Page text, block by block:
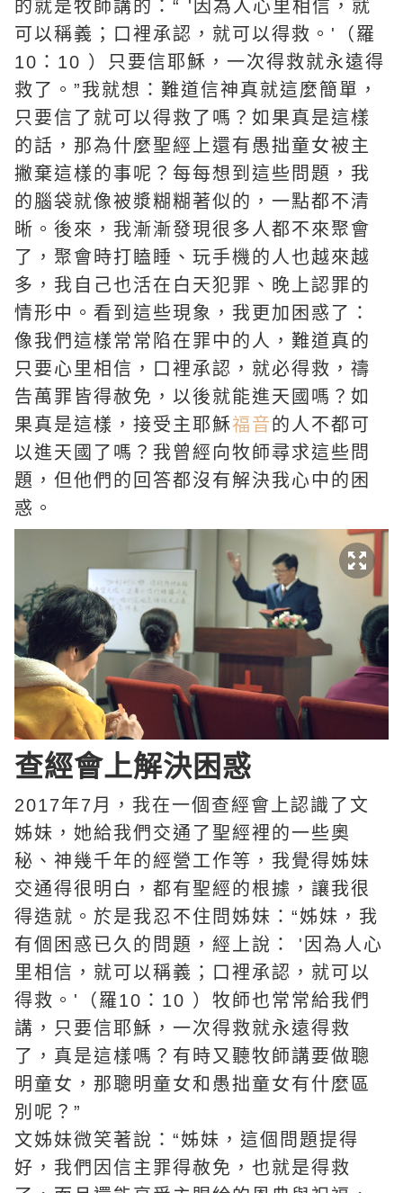
的就是牧師講的：“ '因為人心里相信，就
可以稱義；口裡承認，就可以得救。'（羅
10：10 ）只要信耶穌，一次得救就永遠得
救了。”我就想：難道信神真就這麼簡單，
只要信了就可以得救了嗎？如果真是這樣
的話，那為什麼聖經上還有愚拙童女被主
撇棄這樣的事呢？每每想到這些問題，我
的腦袋就像被漿糊糊著似的，一點都不清
晰。後來，我漸漸發現很多人都不來聚會
了，聚會時打瞌睡、玩手機的人也越來越
多，我自己也活在白天犯罪、晚上認罪的
情形中。看到這些現象，我更加困惑了：
像我們這樣常常陷在罪中的人，難道真的
只要心里相信，口裡承認，就必得救，禱
告萬罪皆得赦免，以後就能進天國嗎？如
果真是這樣，接受主耶穌福音的人不都可
以進天國了嗎？我曾經向牧師尋求這些問
題，但他們的回答都沒有解決我心中的困
惑。
查經會上解決困惑
2017年7月，我在一個查經會上認識了文
姊妹，她給我們交通了聖經裡的一些奧
秘、神幾千年的經營工作等，我覺得姊妹
交通得很明白，都有聖經的根據，讓我很
得造就。於是我忍不住問姊妹：“姊妹，我
有個困惑已久的問題，經上說： '因為人心
里相信，就可以稱義；口裡承認，就可以
得救。'（羅10：10 ）牧師也常常給我們
講，只要信耶穌，一次得救就永遠得救
了，真是這樣嗎？有時又聽牧師講要做聰
明童女，那聰明童女和愚拙童女有什麼區
別呢？”
文姊妹微笑著說：“姊妹，這個問題提得
好，我們因信主 罪得赦免 ，也就是得救